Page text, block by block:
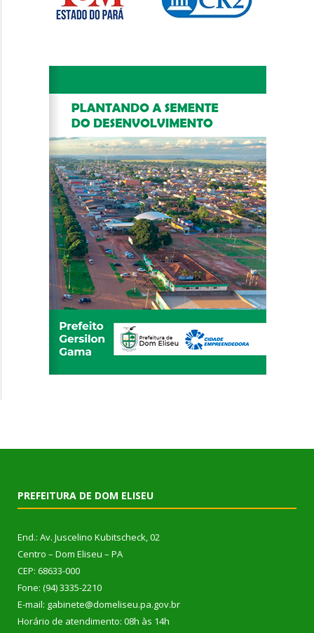
PREFEITURA DE DOM ELISEU
End.: Av. Juscelino Kubitscheck, 02
Centro – Dom Eliseu – PA
CEP: 68633-000
Fone: (94) 3335-2210
E-mail: gabinete@domeliseu.pa.gov.br
Horário de atendimento: 08h às 14h